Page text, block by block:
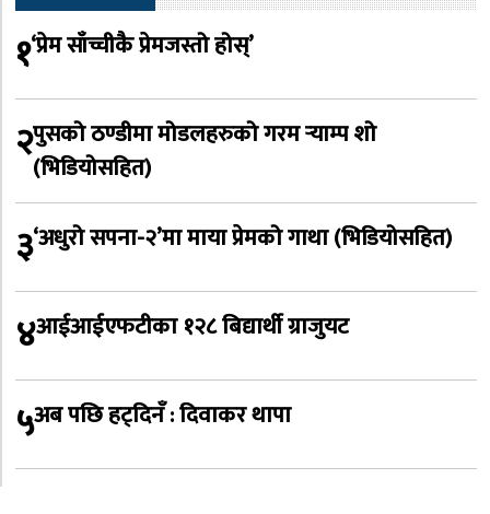
१‘प्रेम साँच्चीकै प्रेमजस्तो होस्’
२पुसको ठण्डीमा मोडलहरुको गरम र्‍याम्प शो
(भिडियोसहित)
३‘अधुरो सपना-२’मा माया प्रेमको गाथा (भिडियोसहित)
४आईआईएफटीका १२८ बिद्यार्थी ग्राजुयट
५अब पछि हट्दिनँ : दिवाकर थापा